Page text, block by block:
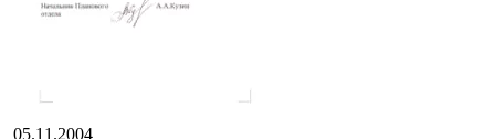
05.11.2004